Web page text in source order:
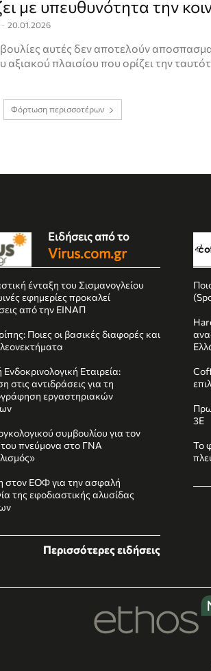
με υπευθυνότητα την
- 20.01.2026
αυτές δεν αποτελούν
αξιακού πλαισίου που ορίζει την
Φόρτωση περισσοτέρων
Ειδήσεις από το
Virus.com.gr
ένταξη του Σισμανογλείου
εφημερίες προκαλεί
από την ΕΙΝΑΠ
Ποιες οι βασικές διαφορές και
Ενδοκρινολογική Εταιρεία:
στις αντιδράσεις για τη
εργαστηριακών
συμβουλίου για τον
του πνεύμονα στο ΓΝΑ
στον ΕΟΦ για την ασφαλή
της εφοδιαστικής αλυσίδας
Περισσότερες ειδήσεις
3E
Το